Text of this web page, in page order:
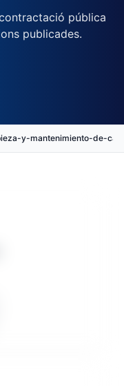
pública
publicades.
y-mantenimiento-de-